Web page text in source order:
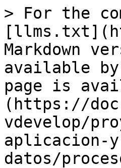
> For the
Markdown
available
page is
(https://
vdevelop/
aplicacion-
datos/